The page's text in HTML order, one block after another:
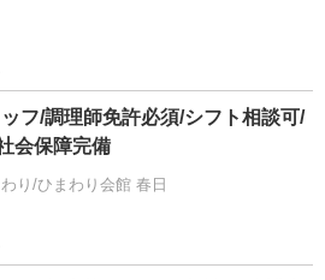
フ/調理師免許必須/シフト相談可/
会保障完備
り/ひまわり会館 春日